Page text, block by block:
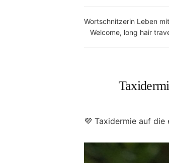
Wortschnitzerin Leben
Welcome, long hair
💜 Taxidermie auf die